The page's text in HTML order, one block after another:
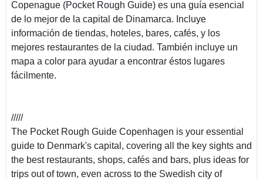
Copenague (Pocket Rough Guide) es una guía esencial
de lo mejor de la capital de Dinamarca. Incluye
información de tiendas, hoteles, bares, cafés, y los
mejores restaurantes de la ciudad. También incluye un
mapa a color para ayudar a encontrar éstos lugares
fácilmente.
/////
The Pocket Rough Guide Copenhagen is your essential
guide to Denmark's capital, covering all the key sights and
the best restaurants, shops, cafés and bars, plus ideas for
trips out of town, even across to the Swedish city of